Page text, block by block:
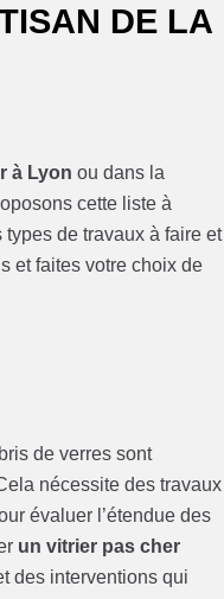
DE LA
à Lyon ou dans la
cette liste à
de travaux à faire et
et faites votre choix de
de verres sont
nécessite des travaux
évaluer l’étendue des
un vitrier pas cher
des interventions qui